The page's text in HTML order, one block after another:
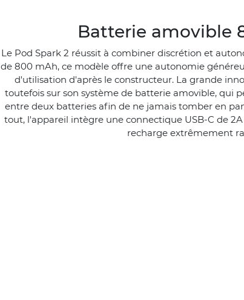
Batterie amovible
Le Pod Spark 2 réussit à combiner discrétion et
de 800 mAh, ce modèle offre une autonomie
d'utilisation d'après le constructeur. La grande
toutefois sur son système de batterie amovible, qui
entre deux batteries afin de ne jamais tomber en
tout, l'appareil intègre une connectique USB-C de
recharge extrêmement